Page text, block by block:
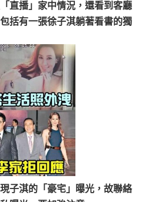
直播」家中情況，還看到客廳
括有一張徐子淇躺著看書的獨
子淇的「豪宅」曝光，故聯絡